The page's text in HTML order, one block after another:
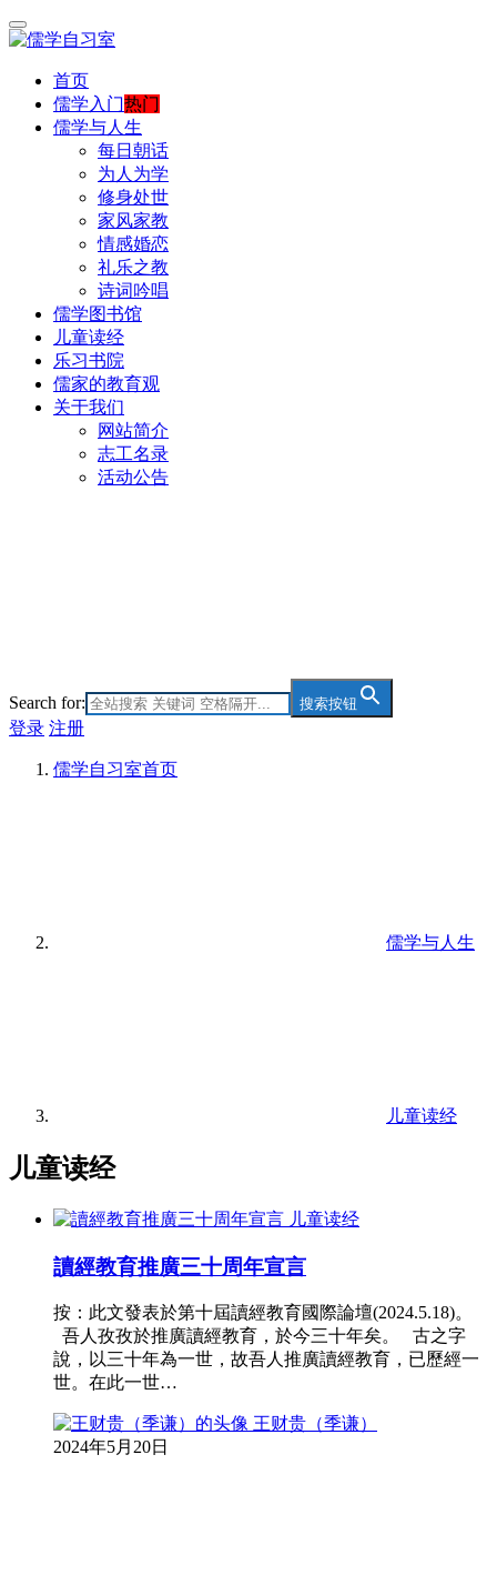
首页
儒学入门热门
儒学与人生
每日朝话
为人为学
修身处世
家风家教
情感婚恋
礼乐之教
诗词吟唱
儒学图书馆
儿童读经
乐习书院
儒家的教育观
关于我们
网站简介
志工名录
活动公告
Search for: 搜索按钮
登录 注册
儒学自习室首页
儒学与人生
儿童读经
儿童读经
儿童读经
讀經教育推廣三十周年宣言
按：此文發表於第十屆讀經教育國際論壇(2024.5.18)。
吾人孜孜於推廣讀經教育，於今三十年矣。 古之字
說，以三十年為一世，故吾人推廣讀經教育，已歷經一
世。在此一世…
王财贵（季谦）
2024年5月20日